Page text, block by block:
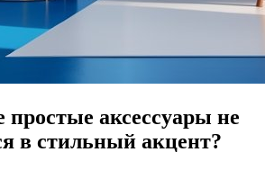
простые аксессуары не
в стильный акцент?